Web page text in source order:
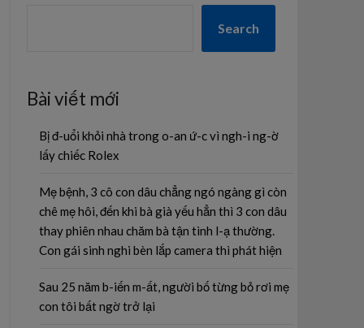
Search
Bài viết mới
Bị đ-uổi khỏi nhà trong o-an ứ-c vì ngh-i ng-ờ
lấy chiếc Rolex
Mẹ bệnh, 3 cô con dâu chẳng ngó ngàng gì còn
chê mẹ hôi, đến khi bà già yếu hẳn thì 3 con dâu
thay phiên nhau chăm bà tận tình l-ạ thường.
Con gái sinh nghi bèn lắp camera thì phát hiện
Sau 25 năm b-iến m-ất, người bố từng bỏ rơi mẹ
con tôi bất ngờ trở lại